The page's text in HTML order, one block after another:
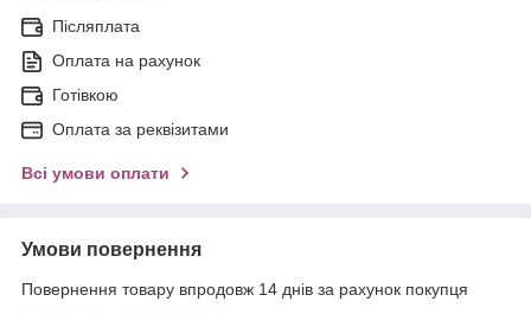
Післяплата
Оплата на рахунок
Готівкою
Оплата за реквізитами
Всі умови оплати
Умови повернення
Повернення товару впродовж 14 днів за рахунок покупця